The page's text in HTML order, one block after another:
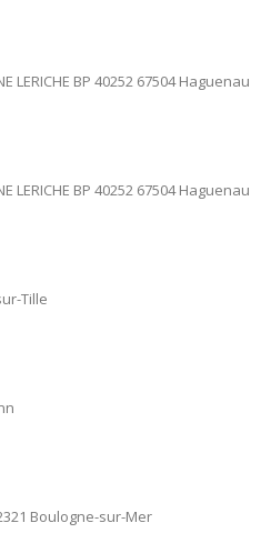
LERICHE BP 40252 67504 Haguenau
LERICHE BP 40252 67504 Haguenau
Tille
Boulogne-sur-Mer